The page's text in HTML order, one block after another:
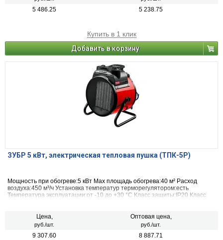
5 486.25 5 238.75
Купить в 1 клик
Добавить в корзину
ЗУБР 5 кВт, электрическая тепловая пушка (ТПК-5Р)
Мощность при обогреве:5 кВт Max площадь обогрева:40 м² Расход
воздуха:450 м³/ч Установка температур терморегулятором:есть
Температура эксплуатации:от -10 до +30 °С Класс защиты:IP20 Класс
Цена,
руб./шт.
Оптовая цена,
руб./шт.
9 307.60 8 887.71